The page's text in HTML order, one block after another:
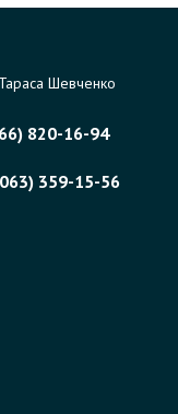
Шевченко
820-16-94
359-15-56